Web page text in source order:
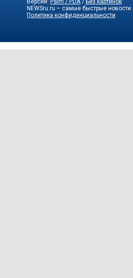
NEWSru.ru – самые быстрые новости
Политика конфиденциальности